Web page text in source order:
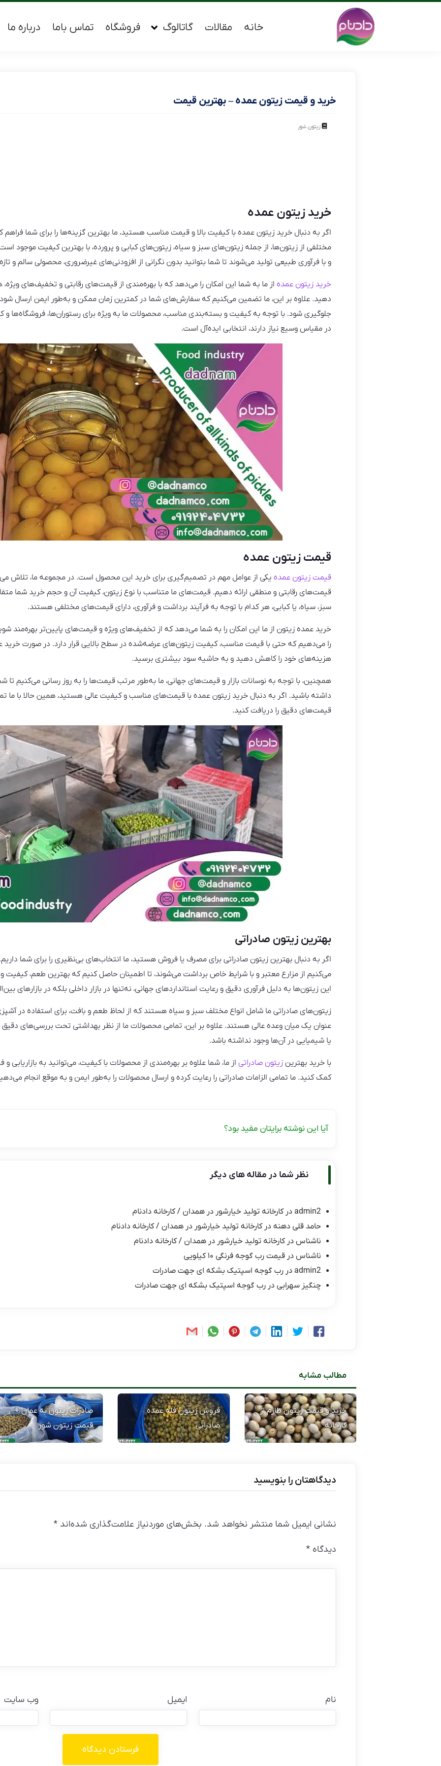
خانه مقالات گاتالوگ فروشگاه تماس باما درباره ما
خرید و قیمت زیتون عمده – بهترین قیمت
زیتون شور
خرید زیتون عمده
اگر به دنبال خرید زیتون عمده با کیفیت بالا و قیمت مناسب هستید، ما بهترین گزینه‌ها را برای شما فراهم
مختلفی از زیتون‌ها، از جمله زیتون‌های سبز و سیاه، زیتون‌های کبابی و پرورده، با بهترین کیفیت موجود
و با فرآوری طبیعی تولید می‌شوند تا شما بتوانید بدون نگرانی از افزودنی‌های غیرضروری، محصولی سالم و
خرید زیتون عمده از ما به شما این امکان را می‌دهد که با بهره‌مندی از قیمت‌های رقابتی و تخفیف‌های
دهید. علاوه بر این، ما تضمین می‌کنیم که سفارش‌های شما در کمترین زمان ممکن و به‌طور ایمن ارسال
جلوگیری شود. با توجه به کیفیت و بسته‌بندی مناسب، محصولات ما به ویژه برای رستوران‌ها، فروشگاه‌ها
در مقیاس وسیع نیاز دارند، انتخابی ایده‌آل است.
قیمت زیتون عمده
قیمت زیتون عمده یکی از عوامل مهم در تصمیم‌گیری برای خرید این محصول است. در مجموعه ما، تلاش
قیمت‌های رقابتی و منطقی ارائه دهیم. قیمت‌های ما متناسب با نوع زیتون، کیفیت آن و حجم خرید شما
سبز، سیاه، یا کبابی، هر کدام با توجه به فرآیند برداشت و فرآوری، دارای قیمت‌های مختلفی هستند.
خرید عمده زیتون از ما این امکان را به شما می‌دهد که از تخفیف‌های ویژه و قیمت‌های پایین‌تر بهره‌مند
را می‌دهیم که حتی با قیمت مناسب، کیفیت زیتون‌های عرضه‌شده در سطح بالایی قرار دارد. در صورت خرید
هزینه‌های خود را کاهش دهید و به حاشیه سود بیشتری برسید.
همچنین، با توجه به نوسانات بازار و قیمت‌های جهانی، ما به‌طور مرتب قیمت‌ها را به روز رسانی می‌کنیم تا
داشته باشید. اگر به دنبال خرید زیتون عمده با قیمت‌های مناسب و کیفیت عالی هستید، همین حالا با ما
قیمت‌های دقیق را دریافت کنید.
بهترین زیتون صادراتی
اگر به دنبال بهترین زیتون صادراتی برای مصرف یا فروش هستید، ما انتخاب‌های بی‌نظیری را برای شما
می‌کنیم از مزارع معتبر و با شرایط خاص برداشت می‌شوند، تا اطمینان حاصل کنیم که بهترین طعم، کیفیت و
این زیتون‌ها به دلیل فرآوری دقیق و رعایت استانداردهای جهانی، نه‌تنها در بازار داخلی بلکه در بازارهای
زیتون‌های صادراتی ما شامل انواع مختلف سبز و سیاه هستند که از لحاظ طعم و بافت، برای استفاده در
عنوان یک میان وعده عالی هستند. علاوه بر این، تمامی محصولات ما از نظر بهداشتی تحت بررسی‌های دقیق
یا شیمیایی در آن‌ها وجود نداشته باشد.
با خرید بهترین زیتون صادراتی از ما، شما علاوه بر بهره‌مندی از محصولات با کیفیت، می‌توانید به
کمک کنید. ما تمامی الزامات صادراتی را رعایت کرده و ارسال محصولات را به‌طور ایمن و به موقع انجام
آیا این نوشته برایتان مفید بود؟
نظر شما در مقاله های دیگر
admin2 درکارخانه تولید خیارشور در همدان / کارخانه دادنام
حامد قلی دهنه درکارخانه تولید خیارشور در همدان / کارخانه دادنام
ناشناس درکارخانه تولید خیارشور در همدان / کارخانه دادنام
ناشناس در قیمت رب گوجه فرنگی ۱۰ کیلویی
admin2 در رب گوجه اسپتیک بشکه ای جهت صادرات
چنگیز سهرابی در رب گوجه اسپتیک بشکه ای جهت صادرات
مطالب مشابه
خرید و قیمت زیتون طارم از
کارخانه
فروش زیتون فله عمده
صادراتی
صادرات زیتون به عمان +
قیمت زیتون شور
دیدگاهتان را بنویسید
نشانی ایمیل شما منتشر نخواهد شد. بخش‌های موردنیاز علامت‌گذاری شده‌اند *
دیدگاه *
نام ایمیل وب‌ سایت